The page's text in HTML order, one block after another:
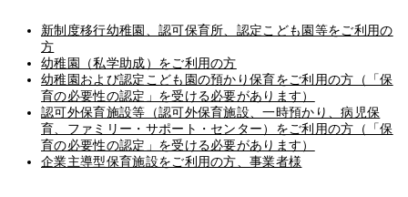
新制度移行幼稚園、認可保育所、認定こども園等をご利用の
方
幼稚園（私学助成）をご利用の方
幼稚園および認定こども園の預かり保育をご利用の方（「保
育の必要性の認定」を受ける必要があります）
認可外保育施設等（認可外保育施設、一時預かり、病児保
育、ファミリー・サポート・センター）をご利用の方（「保
育の必要性の認定」を受ける必要があります）
企業主導型保育施設をご利用の方、事業者様